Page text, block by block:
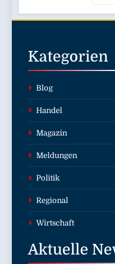
Kategorien
Blog
Handel
Magazin
Meldungen
Politik
Regional
Wirtschaft
Aktuelle